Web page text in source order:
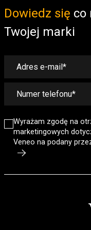
Dowiedz się co
Twojej marki
Wyrażam zgodę na
marketingowych
Veneo na podany